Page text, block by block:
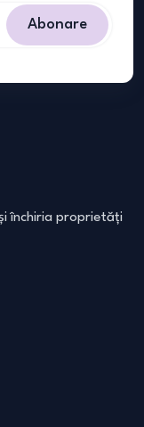
Abonare
închiria proprietăți